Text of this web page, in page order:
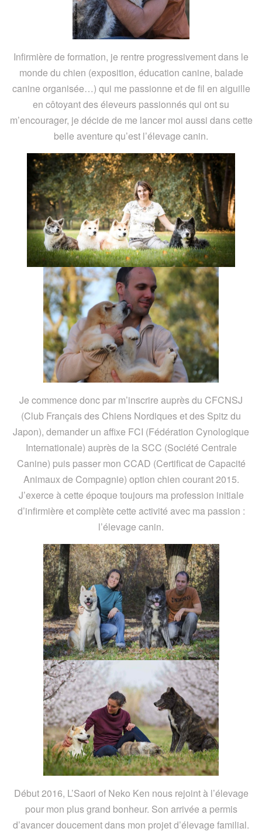
Infirmière de formation, je rentre progressivement dans le
monde du chien (exposition, éducation canine, balade
canine organisée…) qui me passionne et de fil en aiguille
en côtoyant des éleveurs passionnés qui ont su
m’encourager, je décide de me lancer moi aussi dans cette
belle aventure qu’est l’élevage canin.
Je commence donc par m’inscrire auprès du CFCNSJ
(Club Français des Chiens Nordiques et des Spitz du
Japon), demander un affixe FCI (Fédération Cynologique
Internationale) auprès de la SCC (Société Centrale
Canine) puis passer mon CCAD (Certificat de Capacité
Animaux de Compagnie) option chien courant 2015.
J’exerce à cette époque toujours ma profession initiale
d’infirmière et complète cette activité avec ma passion :
l’élevage canin.
Début 2016, L’Saori of Neko Ken nous rejoint à l’élevage
pour mon plus grand bonheur. Son arrivée a permis
d’avancer doucement dans mon projet d’élevage familial.